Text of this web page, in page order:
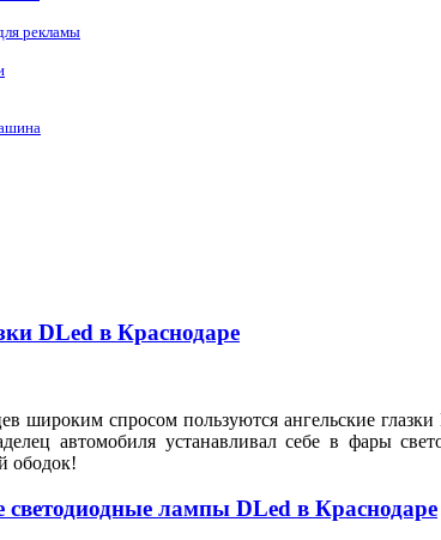
рекламы
DLed в Краснодаре
широким спросом пользуются ангельские
автомобиля устанавливал себе в фары
ободок!
лампы DLed в Краснодаре